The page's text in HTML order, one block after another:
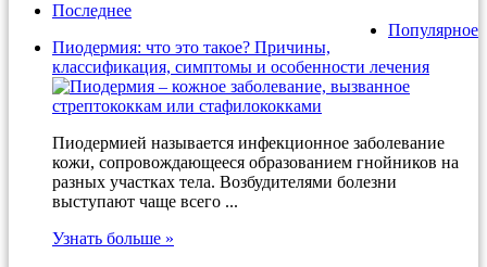
Последнее
Популярное
Пиодермия: что это такое? Причины,
классификация, симптомы и особенности лечения
Пиодермией называется инфекционное заболевание
кожи, сопровождающееся образованием гнойников на
разных участках тела. Возбудителями болезни
выступают чаще всего ...
Узнать больше »